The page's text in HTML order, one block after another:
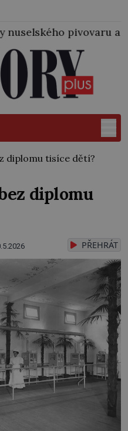
a stal se tak
diplomu tisíce dětí?
diplomu
PŘEHRÁT